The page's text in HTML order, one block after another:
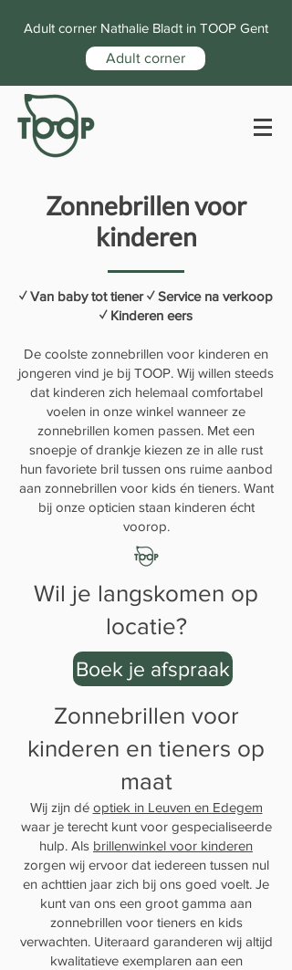
Adult corner Nathalie Bladt in TOOP Gent
Adult corner
Zonnebrillen voor
kinderen
✓ Van baby tot tiener ✓ Service na verkoop
✓ Kinderen eers
De coolste zonnebrillen voor kinderen en
jongeren vind je bij TOOP. Wij willen steeds
dat kinderen zich helemaal comfortabel
voelen in onze winkel wanneer ze
zonnebrillen komen passen. Met een
snoepje of drankje kiezen ze in alle rust
hun favoriete bril tussen ons ruime aanbod
aan zonnebrillen voor kids én tieners. Want
bij onze opticien staan kinderen écht
voorop.
Wil je langskomen op
locatie?
Boek je afspraak
Zonnebrillen voor
kinderen en tieners op
maat
Wij zijn dé optiek in Leuven en Edegem
waar je terecht kunt voor gespecialiseerde
hulp. Als brillenwinkel voor kinderen
zorgen wij ervoor dat iedereen tussen nul
en achttien jaar zich bij ons goed voelt. Je
kunt van ons een groot gamma aan
zonnebrillen voor tieners en kids
verwachten. Uiteraard garanderen wij altijd
kwalitatieve exemplaren aan een